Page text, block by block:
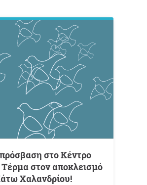
στον αποκλεισμό
Χαλανδρίου!